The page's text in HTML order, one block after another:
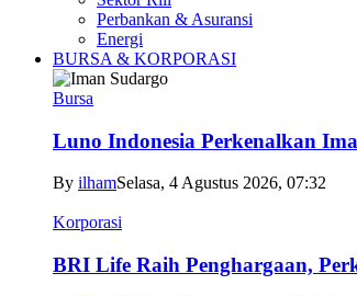
Perbankan & Asuransi
Energi
BURSA & KORPORASI
Bursa
Luno Indonesia Perkenalkan
By ilhamSelasa, 4 Agustus 2026, 07:32
Korporasi
BRI Life Raih Penghargaan,